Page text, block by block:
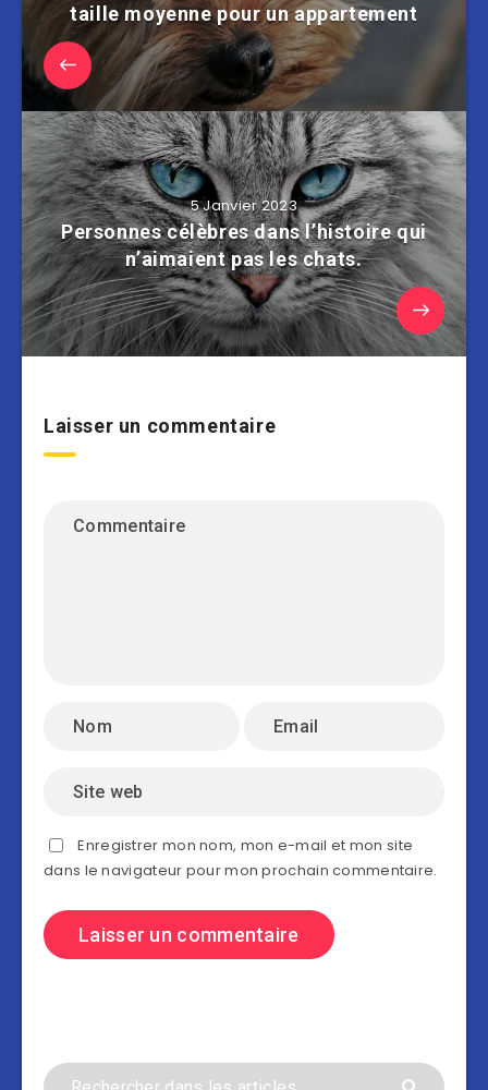
taille moyenne pour un appartement
5 Janvier 2023
Personnes célèbres dans l’histoire qui
n’aimaient pas les chats.
Laisser un commentaire
Enregistrer mon nom, mon e-mail et mon site
dans le navigateur pour mon prochain commentaire.